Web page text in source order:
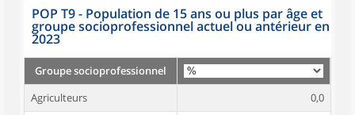
POP T9 - Population de 15 ans ou plus par âge et
groupe socioprofessionnel actuel ou antérieur en
2023
Groupe socioprofessionnel
Agriculteurs
0,0